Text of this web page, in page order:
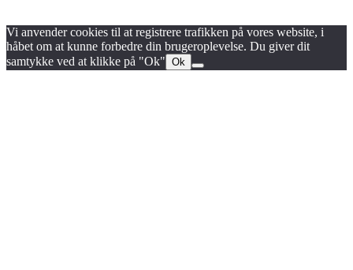
Vi anvender cookies til at registrere trafikken på vores website, i
håbet om at kunne forbedre din brugeroplevelse. Du giver dit
samtykke ved at klikke på "Ok" Ok